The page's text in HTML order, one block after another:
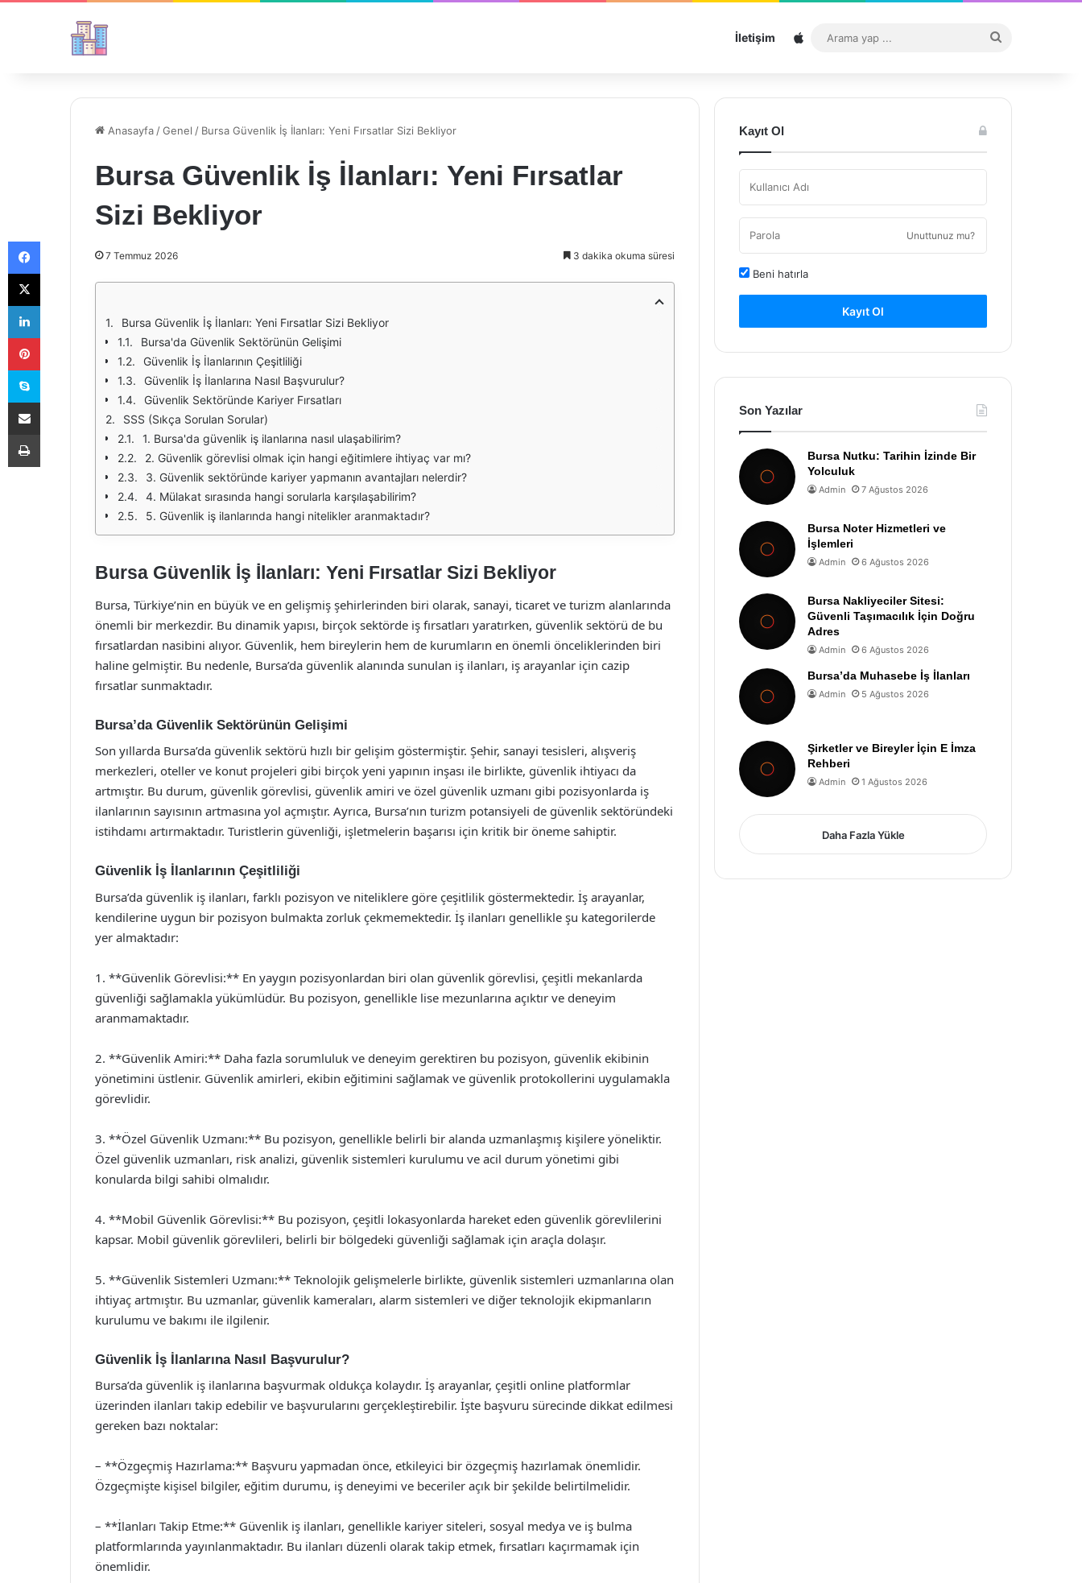
İletişim Sitemap
...
Anasayfa /Genel / Bursa Güvenlik İş İlanları: Yeni Fırsatlar Sizi Bekliyor
Bursa Güvenlik İş İlanları: Yeni Fırsatlar
Sizi Bekliyor
7 Temmuz 2026 3 dakika okuma süresi
Bursa Güvenlik İş İlanları: Yeni Fırsatlar Sizi Bekliyor
Bursa'da Güvenlik Sektörünün Gelişimi
Güvenlik İş İlanlarının Çeşitliliği
Güvenlik İş İlanlarına Nasıl Başvurulur?
Güvenlik Sektöründe Kariyer Fırsatları
SSS (Sıkça Sorulan Sorular)
1. Bursa'da güvenlik iş ilanlarına nasıl ulaşabilirim?
2. Güvenlik görevlisi olmak için hangi eğitimlere ihtiyaç var mı?
3. Güvenlik sektöründe kariyer yapmanın avantajları nelerdir?
4. Mülakat sırasında hangi sorularla karşılaşabilirim?
5. Güvenlik iş ilanlarında hangi nitelikler aranmaktadır?
Bursa Güvenlik İş İlanları: Yeni Fırsatlar Sizi Bekliyor
Bursa, Türkiye’nin en büyük ve en gelişmiş şehirlerinden biri olarak, sanayi, ticaret ve turizm alanlarında
önemli bir merkezdir. Bu dinamik yapısı, birçok sektörde iş fırsatları yaratırken, güvenlik sektörü de bu
fırsatlardan nasibini alıyor. Güvenlik, hem bireylerin hem de kurumların en önemli önceliklerinden biri
haline gelmiştir. Bu nedenle, Bursa’da güvenlik alanında sunulan iş ilanları, iş arayanlar için cazip
fırsatlar sunmaktadır.
Bursa’da Güvenlik Sektörünün Gelişimi
Son yıllarda Bursa’da güvenlik sektörü hızlı bir gelişim göstermiştir. Şehir, sanayi tesisleri, alışveriş
merkezleri, oteller ve konut projeleri gibi birçok yeni yapının inşası ile birlikte, güvenlik ihtiyacı da
artmıştır. Bu durum, güvenlik görevlisi, güvenlik amiri ve özel güvenlik uzmanı gibi pozisyonlarda iş
ilanlarının sayısının artmasına yol açmıştır. Ayrıca, Bursa’nın turizm potansiyeli de güvenlik sektöründeki
istihdamı artırmaktadır. Turistlerin güvenliği, işletmelerin başarısı için kritik bir öneme sahiptir.
Güvenlik İş İlanlarının Çeşitliliği
Bursa’da güvenlik iş ilanları, farklı pozisyon ve niteliklere göre çeşitlilik göstermektedir. İş arayanlar,
kendilerine uygun bir pozisyon bulmakta zorluk çekmemektedir. İş ilanları genellikle şu kategorilerde
yer almaktadır:
1. **Güvenlik Görevlisi:** En yaygın pozisyonlardan biri olan güvenlik görevlisi, çeşitli mekanlarda
güvenliği sağlamakla yükümlüdür. Bu pozisyon, genellikle lise mezunlarına açıktır ve deneyim
aranmamaktadır.
2. **Güvenlik Amiri:** Daha fazla sorumluluk ve deneyim gerektiren bu pozisyon, güvenlik ekibinin
yönetimini üstlenir. Güvenlik amirleri, ekibin eğitimini sağlamak ve güvenlik protokollerini uygulamakla
görevlidir.
3. **Özel Güvenlik Uzmanı:** Bu pozisyon, genellikle belirli bir alanda uzmanlaşmış kişilere yöneliktir.
Özel güvenlik uzmanları, risk analizi, güvenlik sistemleri kurulumu ve acil durum yönetimi gibi
konularda bilgi sahibi olmalıdır.
4. **Mobil Güvenlik Görevlisi:** Bu pozisyon, çeşitli lokasyonlarda hareket eden güvenlik görevlilerini
kapsar. Mobil güvenlik görevlileri, belirli bir bölgedeki güvenliği sağlamak için araçla dolaşır.
5. **Güvenlik Sistemleri Uzmanı:** Teknolojik gelişmelerle birlikte, güvenlik sistemleri uzmanlarına olan
ihtiyaç artmıştır. Bu uzmanlar, güvenlik kameraları, alarm sistemleri ve diğer teknolojik ekipmanların
kurulumu ve bakımı ile ilgilenir.
Güvenlik İş İlanlarına Nasıl Başvurulur?
Bursa’da güvenlik iş ilanlarına başvurmak oldukça kolaydır. İş arayanlar, çeşitli online platformlar
üzerinden ilanları takip edebilir ve başvurularını gerçekleştirebilir. İşte başvuru sürecinde dikkat edilmesi
gereken bazı noktalar:
– **Özgeçmiş Hazırlama:** Başvuru yapmadan önce, etkileyici bir özgeçmiş hazırlamak önemlidir.
Özgeçmişte kişisel bilgiler, eğitim durumu, iş deneyimi ve beceriler açık bir şekilde belirtilmelidir.
– **İlanları Takip Etme:** Güvenlik iş ilanları, genellikle kariyer siteleri, sosyal medya ve iş bulma
platformlarında yayınlanmaktadır. Bu ilanları düzenli olarak takip etmek, fırsatları kaçırmamak için
önemlidir.
Kayıt Ol
Unuttunuz mu?
Beni hatırla
Kayıt Ol
Son Yazılar
Bursa Nutku: Tarihin İzinde Bir
Yolculuk
Admin 7 Ağustos 2026
Bursa Noter Hizmetleri ve
İşlemleri
Admin 6 Ağustos 2026
Bursa Nakliyeciler Sitesi:
Güvenli Taşımacılık İçin Doğru
Adres
Admin 6 Ağustos 2026
Bursa’da Muhasebe İş İlanları
Admin 5 Ağustos 2026
Şirketler ve Bireyler İçin E İmza
Rehberi
Admin 1 Ağustos 2026
Daha Fazla Yükle
Facebook
X
LinkedIn
Pinterest
Skype
E-Posta ile paylaş